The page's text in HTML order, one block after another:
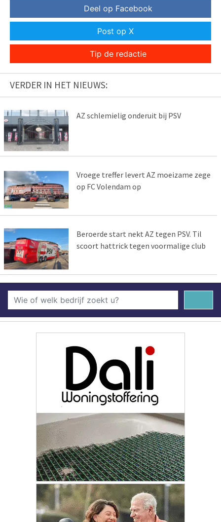
Deel op Facebook
Post op X
Tip de redactie
VERDER IN HET NIEUWS:
AZ schlemielig onderuit bij PSV
Vroege treffer levert AZ moeizame zege
op FC Volendam op
Beroerde start nekt AZ tegen PSV. Til
scoort hattrick tegen voormalige club